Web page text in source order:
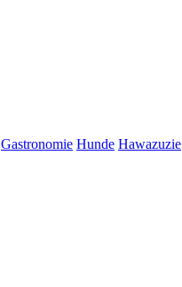
Gastronomie Hunde Hawazuzie